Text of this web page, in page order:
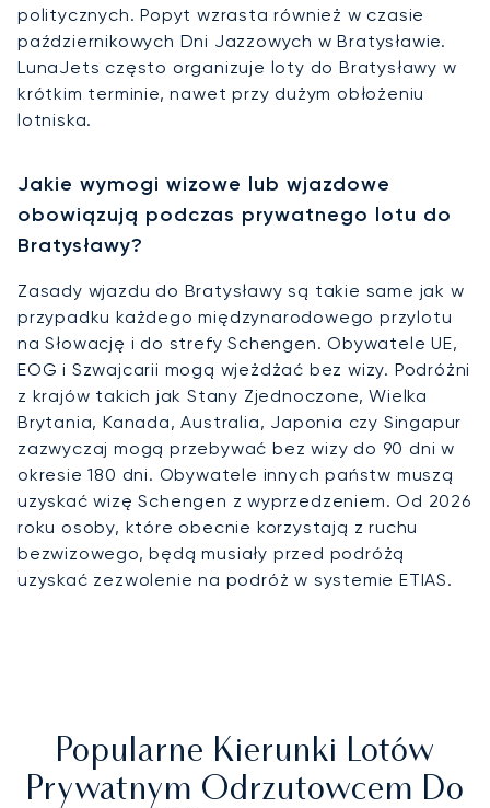
politycznych. Popyt wzrasta również w czasie
październikowych Dni Jazzowych w Bratysławie.
LunaJets często organizuje loty do Bratysławy w
krótkim terminie, nawet przy dużym obłożeniu
lotniska.
Jakie wymogi wizowe lub wjazdowe
obowiązują podczas prywatnego lotu do
Bratysławy?
Zasady wjazdu do Bratysławy są takie same jak w
przypadku każdego międzynarodowego przylotu
na Słowację i do strefy Schengen. Obywatele UE,
EOG i Szwajcarii mogą wjeżdżać bez wizy. Podróżni
z krajów takich jak Stany Zjednoczone, Wielka
Brytania, Kanada, Australia, Japonia czy Singapur
zazwyczaj mogą przebywać bez wizy do 90 dni w
okresie 180 dni. Obywatele innych państw muszą
uzyskać wizę Schengen z wyprzedzeniem. Od 2026
roku osoby, które obecnie korzystają z ruchu
bezwizowego, będą musiały przed podróżą
uzyskać zezwolenie na podróż w systemie ETIAS.
Popularne Kierunki Lotów
Prywatnym Odrzutowcem Do